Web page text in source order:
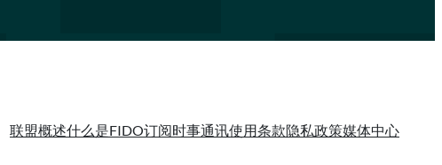
联盟概述什么是FIDO订阅时事通讯使用条款隐私政策媒体中心